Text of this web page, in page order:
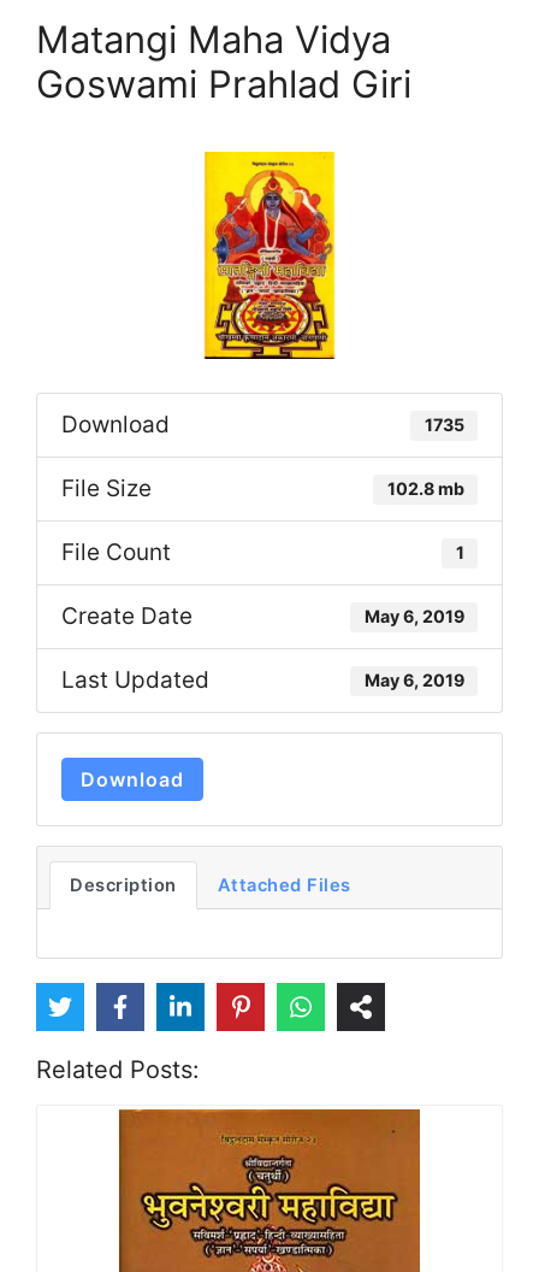
Matangi Maha Vidya
Goswami Prahlad Giri
Download 1735
File Size 102.8 mb
File Count 1
Create Date May 6, 2019
Last Updated May 6, 2019
Download
Description Attached Files
Related Posts: